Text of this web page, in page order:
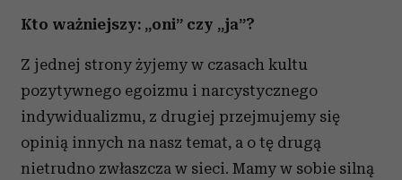
Kto ważniejszy: „oni” czy „ja”?
Z jednej strony żyjemy w czasach kultu
pozytywnego egoizmu i narcystycznego
indywidualizmu, z drugiej przejmujemy się
opinią innych na nasz temat, a o tę drugą
nietrudno zwłaszcza w sieci. Mamy w sobie silną